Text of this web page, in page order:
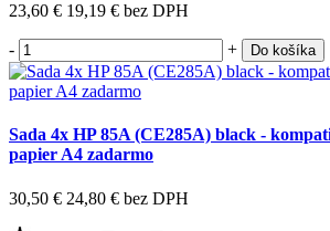
23,60 € 19,19 € bez DPH
- + Do košíka
Sada 4x HP 85A (CE285A) black -
papier A4 zadarmo
30,50 € 24,80 € bez DPH